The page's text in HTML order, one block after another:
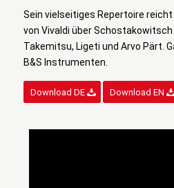
Sein vielseitiges Repertoire
von Vivaldi über
Takemitsu, Ligeti und Arvo Pärt.
B&S Instrumenten.
Download DE Download EN